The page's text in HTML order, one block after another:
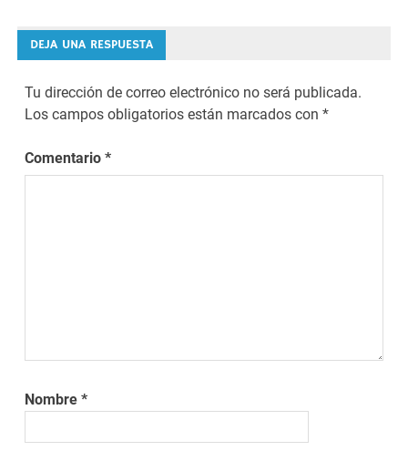
DEJA UNA RESPUESTA
Tu dirección de correo electrónico no será publicada.
Los campos obligatorios están marcados con*
Comentario*
Nombre*